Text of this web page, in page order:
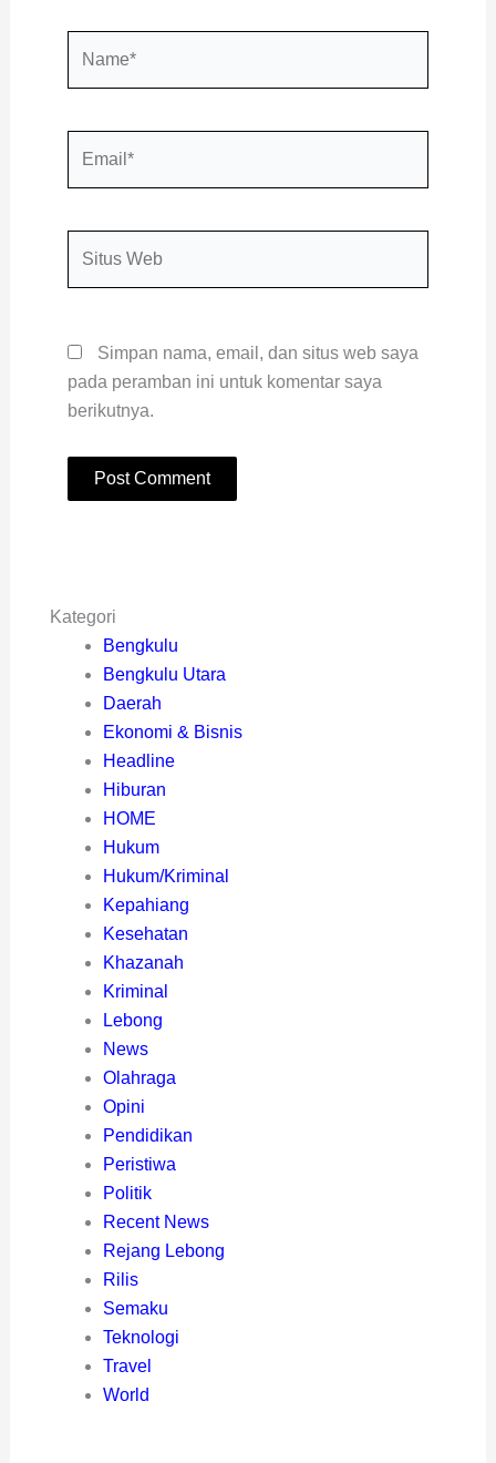
Simpan nama, email, dan situs web saya
pada peramban ini untuk komentar saya
berikutnya.
Kategori
Bengkulu
Bengkulu Utara
Daerah
Ekonomi & Bisnis
Headline
Hiburan
HOME
Hukum
Hukum/Kriminal
Kepahiang
Kesehatan
Khazanah
Kriminal
Lebong
News
Olahraga
Opini
Pendidikan
Peristiwa
Politik
Recent News
Rejang Lebong
Rilis
Semaku
Teknologi
Travel
World